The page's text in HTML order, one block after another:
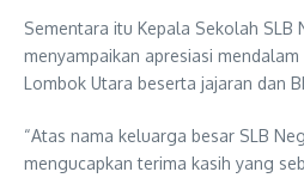
Sementara itu Kepala Sekolah SLB
menyampaikan apresiasi
Lombok Utara beserta jajaran dan
“Atas nama keluarga besar SLB
mengucapkan terima kasih yang